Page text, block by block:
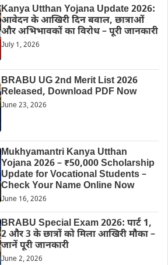
Kanya Utthan Yojana Update 2026:
आवेदन के आखिरी दिन बवाल, छात्राओं
और अभिभावकों का विरोध – पूरी जानकारी
July 1, 2026
BRABU UG 2nd Merit List 2026
Released, Download PDF Now
June 23, 2026
Mukhyamantri Kanya Utthan
Yojana 2026 – ₹50,000 Scholarship
Update for Vocational Students –
Check Your Name Online Now
June 16, 2026
BRABU Special Exam 2026: पार्ट 1,
2 और 3 के छात्रों को मिला आखिरी मौका –
जानें पूरी जानकारी
June 2, 2026